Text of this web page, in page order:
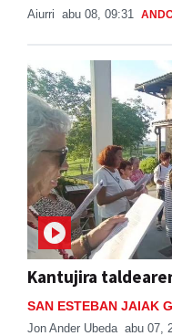
Aiurri abu 08, 09:31
Kantujira
SAN ESTEBAN JAIAK
Jon Ander Ubeda abu 07,